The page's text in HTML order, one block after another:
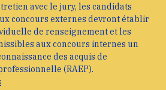
avec le jury, les candidats
concours externes devront établir
de renseignement et les
aux concours internes un
des acquis de
(RAEP).